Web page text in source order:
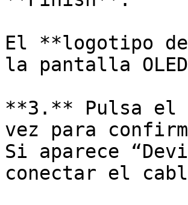
El **logotipo de
la pantalla
**3.** Pulsa el
vez para
Si aparece
conectar el cable